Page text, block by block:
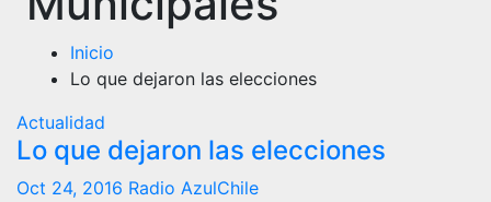
Inicio
Lo que dejaron las elecciones
Actualidad
Lo que dejaron las elecciones
Oct 24, 2016 Radio AzulChile